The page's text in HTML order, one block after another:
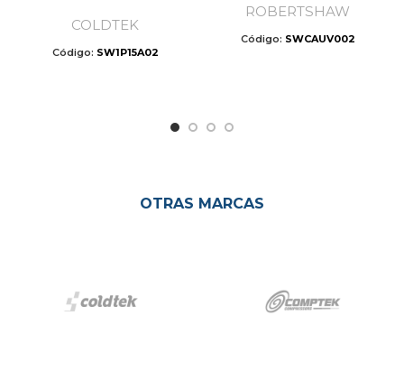
COLDTEK
Código: SW1P15A02
ROBERTSHAW
Código: SWCAUV002
OTRAS MARCAS